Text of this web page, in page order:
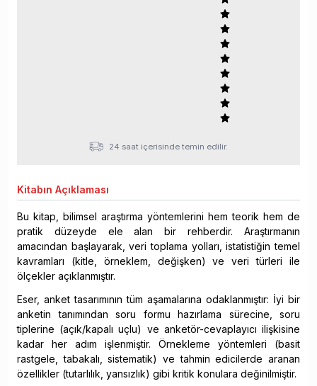
24 saat içerisinde temin edilir.
Kitabın Açıklaması
Bu kitap, bilimsel araştırma yöntemlerini hem teorik hem de
pratik düzeyde ele alan bir rehberdir. Araştırmanın
amacından başlayarak, veri toplama yolları, istatistiğin temel
kavramları (kitle, örneklem, değişken) ve veri türleri ile
ölçekler açıklanmıştır.
Eser, anket tasarımının tüm aşamalarına odaklanmıştır: İyi bir
anketin tanımından soru formu hazırlama sürecine, soru
tiplerine (açık/kapalı uçlu) ve anketör-cevaplayıcı ilişkisine
kadar her adım işlenmiştir. Örnekleme yöntemleri (basit
rastgele, tabakalı, sistematik) ve tahmin edicilerde aranan
özellikler (tutarlılık, yansızlık) gibi kritik konulara değinilmiştir.